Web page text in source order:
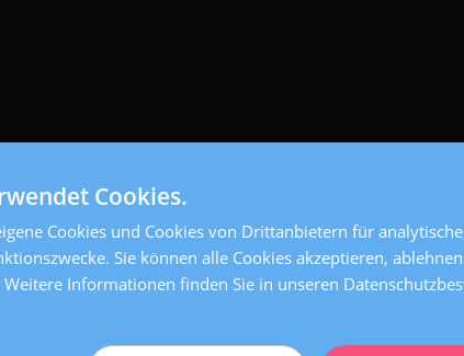
Cookies.
Cookies und Cookies von Drittanbietern für
Sie können alle Cookies akzeptieren,
Informationen finden Sie in unseren